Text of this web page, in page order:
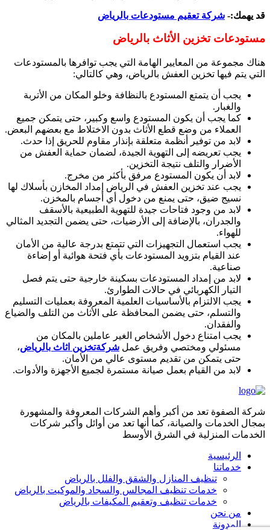
قد يهمك:- شركة تعقيم مستودعات بالرياض
مستودعات تخزين الأثاث بالرياض
هناك مجموعة من المعايير الهامة التي يجب توافرها بالمستودعات
التي يتم فيها تخزين العفش بالرياض، وهي كالتالي:
يجب أن يتمتع المستودع بالنظافة وخلو المكان من الأتربة
والغبار.
كما يجب أن يكون المستودع واسع وكبير، حتى يتمكن جميع
العملاء من وضع قطع الأثاث بدون الاختلاط مع بعضهم البعض.
لابد من توفير أنظمة متعلقة بإنذار مقاوم للحريق إذا حدث.
يجب تعريضه إلى التهوية الجيدة، لضمان حماية العفش من
الأضرار والتلف نتيجة التخزين.
لابد أن يكون المستودع مرفق بأكثر من مخرج.
يجب عند تخزين العفش في الرياض إمداد المخازن بأسلاك لها
نسيج ضيق، حتى يمنع من دخول أي أجسام بالمخزن.
لابد من وجود فتاحات جيدة للتهوية الطبيعية بالأسقف
والجدران، بالإضافة إلى الأرضيات، حتى يضمن التجديد المثالي
للهواء.
يجب استعمال التجهيزات التي تتمتع بدرجة عالية من الأمان
عند القيام بتزويد المستودعات بأي فتحة هوائية أو إضاءة
صناعية.
لابد من إمداد المستودعات بسكينة خارجية حتى يتم فصل
التيار الكهربائي في حالات الطوارئ.
يجب الالتزام بالأساسيات العلمية المعروفة بعمليات التسليم
والتسلم، حتى يضمن المحافظة على الأثاث من التلف والضياع
والفقدان.
يجب امتناع دخول الأشخاص الغير عاملين بالمكان من
مسئولي ومختصي وفريق عمل شركةتخزين اثاث بالرياض،
حتى يتمكن من تقديم مستوى عالي من الأمان.
لابد من القيام بعمل صيانة مستمرة لجميع الأجهزة والأدوات.
شركة الصفوة تعد من أكبر وأهم الشركات المعروفة والمشهورة
بمجال الخدمات والصيانة، كما أنها تعد من أوائل وأكبر شركات
الخدمات المنزلية في الشرق الأوسط
الرئيسية
خدماتنا
تنظيف المنازل والشقق والفلل بالرياض
خدمات تنظيف المجالس والسجاد والموكيت بالرياض
خدمات تنظيف وتعقيم المكيفات بالرياض
من نحن
المدونة